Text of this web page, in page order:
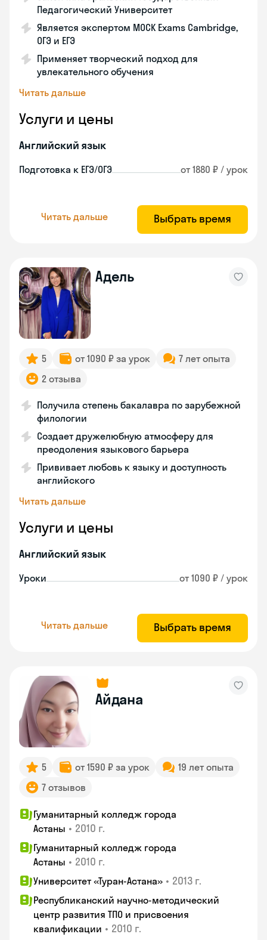
Педагогический Университет
Является экспертом MOCK Exams Cambridge,
ОГЭ и ЕГЭ
Применяет творческий подход для
увлекательного обучения
Читать дальше
Услуги и цены
Английский язык
Подготовка к ЕГЭ/ОГЭ от 1880 ₽ / урок
Читать дальше Выбрать время
Адель
5 от 1090 ₽ за урок
7 лет опыта
2 отзыва
Получила степень бакалавра по зарубежной
филологии
Создает дружелюбную атмосферу для
преодоления языкового барьера
Прививает любовь к языку и доступность
английского
Читать дальше
Услуги и цены
Английский язык
Уроки от 1090 ₽ / урок
Читать дальше Выбрать время
Айдана
5 от 1590 ₽ за урок
19 лет опыта
7 отзывов
Гуманитарный колледж города
Астаны • 2010 г.
Гуманитарный колледж города
Астаны • 2010 г.
Университет «Туран-Астана» • 2013 г.
Республиканский научно-методический
центр развития ТПО и присвоения
квалификации • 2010 г.